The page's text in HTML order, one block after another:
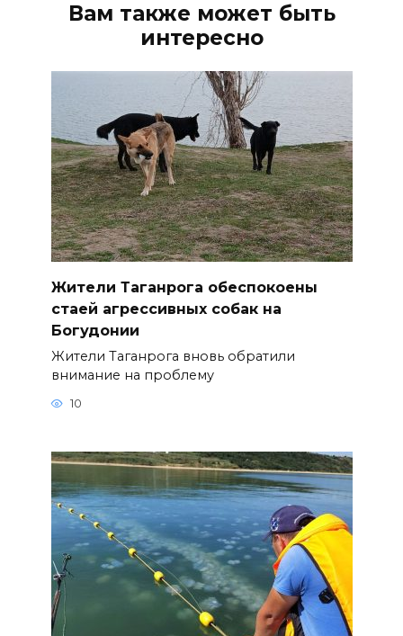
Вам также может быть
интересно
Жители Таганрога обеспокоены
стаей агрессивных собак на
Богудонии
Жители Таганрога вновь обратили
внимание на проблему
10